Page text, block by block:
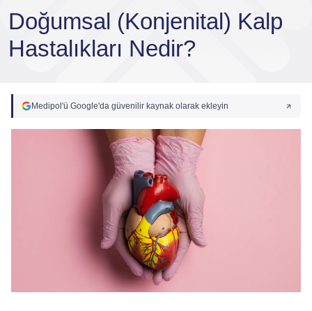
Doğumsal (Konjenital) Kalp
Hastalıkları Nedir?
Medipol'ü Google'da güvenilir kaynak olarak ekleyin